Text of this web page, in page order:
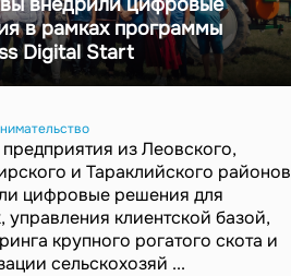
в рамках программы
Digital Start
из Леовского,
и Тараклийского районов
цифровые решения для
управления клиентской базой,
крупного рогатого скота и
сельскохозяй ...